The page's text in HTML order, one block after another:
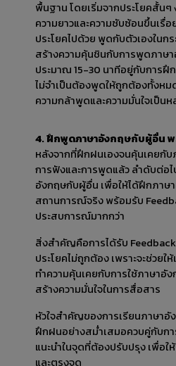
พื้นฐาน โดยเริ่มจากประโยคสั้น
ความยาวและความซับซ้อนขึ้นเรื่
ประโยคไปด้วย พูดกับตัวเองในก
สร้างความคุ้นชินกับการพูดภาษา
ประมาณ 15-30 นาทีอยู่กับการฝึ
ไม่จำเป็นต้องพูดให้ถูกต้องทั้งหม
ความกล้าพูดและความมั่นใจเป็นห
4. ฝึกพูดภาษาอังกฤษกับผู้อื่น
หลังจากที่ฝึกฝนเองจนคุ้นเคยกั
การฟังและการพูดแล้ว ลำดับต่อ
อังกฤษกับผู้อื่น เพื่อให้ได้ฝึกภาษ
สถานการณ์จริง พร้อมรับ
ประสบการณ์มากกว่า
สิ่งสำคัญคือการได้รับ
ประโยคไม่ถูกต้อง เพราะจะช่วยใ
ทำความคุ้นเคยกับการใช้ภาษาอั
สร้างความมั่นใจในการสื่อสาร
หัวใจสำคัญของการเรียนภาษา
ฝึกฝนอย่างสม่ำเสมอควบคู่กับก
แนะนำในจุดที่ต้องปรับปรุง เพื่อ
และตรงจุด